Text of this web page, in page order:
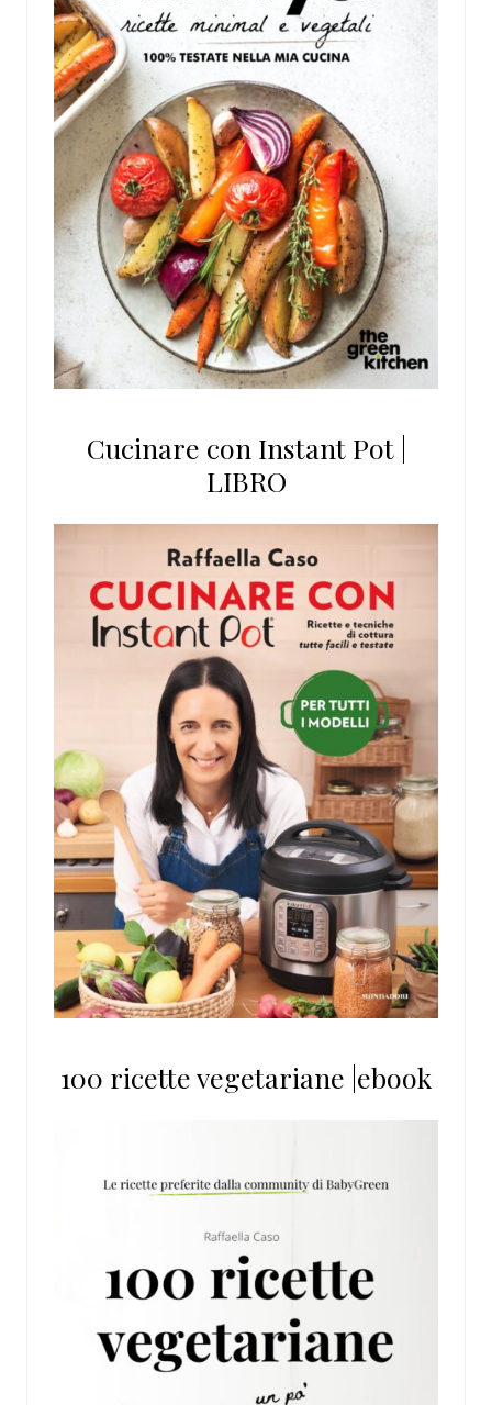
Cucinare con Instant Pot |
LIBRO
100 ricette vegetariane |ebook